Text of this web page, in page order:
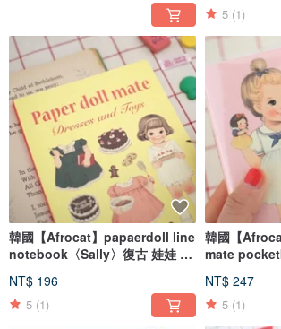
5 (1)
韓國【Afrocat】papaerdoll line
notebook〈Sally〉復古 娃娃 筆
NT$ 196
5 (1)
韓國【
mate
NT$ 247
5 (1)